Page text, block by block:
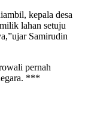
kepala desa
lahan setuju
Samirudin
pernah
***